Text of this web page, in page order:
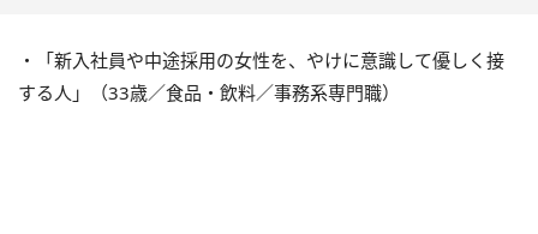
・「新入社員や中途採用の女性を、やけに意識して優しく接
する人」（33歳／食品・飲料／事務系専門職）